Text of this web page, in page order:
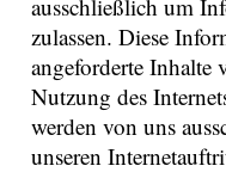
ausschließlich um
zulassen. Diese
angeforderte Inhalte
Nutzung des
werden von uns
unseren